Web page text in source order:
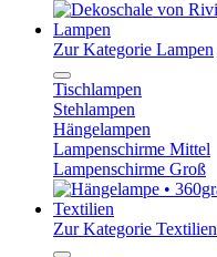
Lampen
Zur Kategorie Lampen
Tischlampen
Stehlampen
Hängelampen
Lampenschirme Mittel
Lampenschirme Groß
Textilien
Zur Kategorie Textilien